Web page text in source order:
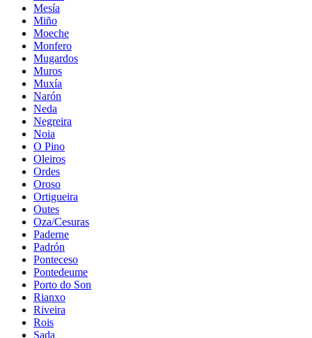
Mesía
Miño
Moeche
Monfero
Mugardos
Muros
Muxía
Narón
Neda
Negreira
Noia
O Pino
Oleiros
Ordes
Oroso
Ortigueira
Outes
Oza/Cesuras
Paderne
Padrón
Ponteceso
Pontedeume
Porto do Son
Rianxo
Riveira
Rois
Sada